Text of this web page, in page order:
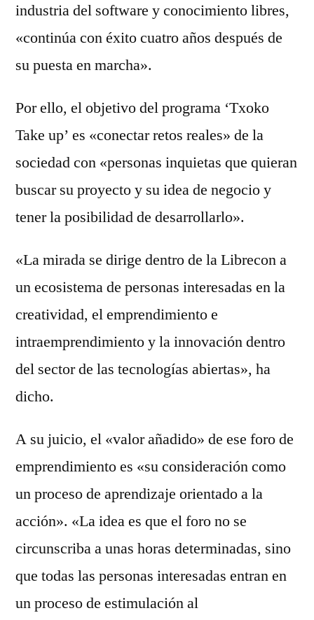
industria del software y conocimiento libres,
«continúa con éxito cuatro años después de
su puesta en marcha».
Por ello, el objetivo del programa ‘Txoko
Take up’ es «conectar retos reales» de la
sociedad con «personas inquietas que quieran
buscar su proyecto y su idea de negocio y
tener la posibilidad de desarrollarlo».
«La mirada se dirige dentro de la Librecon a
un ecosistema de personas interesadas en la
creatividad, el emprendimiento e
intraemprendimiento y la innovación dentro
del sector de las tecnologías abiertas», ha
dicho.
A su juicio, el «valor añadido» de ese foro de
emprendimiento es «su consideración como
un proceso de aprendizaje orientado a la
acción». «La idea es que el foro no se
circunscriba a unas horas determinadas, sino
que todas las personas interesadas entran en
un proceso de estimulación al